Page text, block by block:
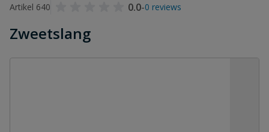
Artikel 640
0.0-0 reviews
Zweetslang